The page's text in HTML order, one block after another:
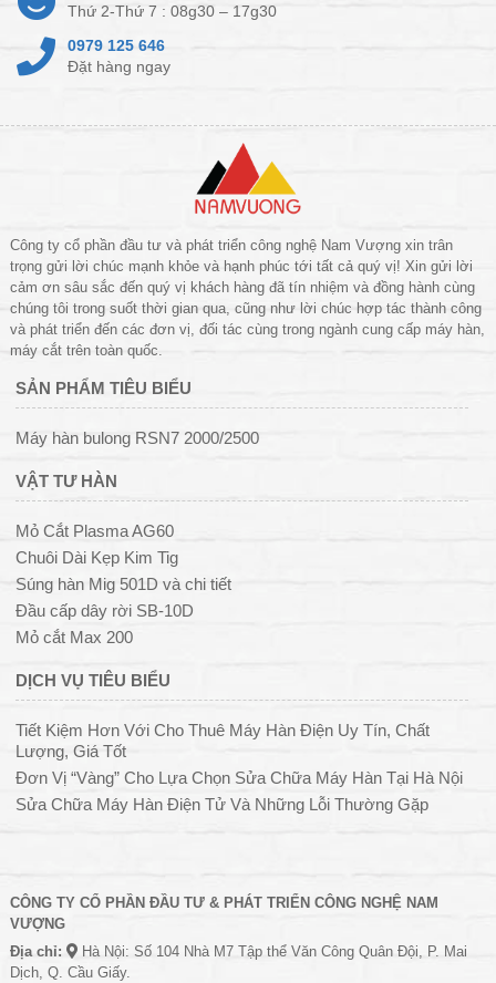
Thứ 2-Thứ 7 : 08g30 – 17g30
0979 125 646
Đặt hàng ngay
Công ty cổ phần đầu tư và phát triển công nghệ Nam Vượng xin trân
trọng gửi lời chúc mạnh khỏe và hạnh phúc tới tất cả quý vị! Xin gửi lời
cảm ơn sâu sắc đến quý vị khách hàng đã tín nhiệm và đồng hành cùng
chúng tôi trong suốt thời gian qua, cũng như lời chúc hợp tác thành công
và phát triển đến các đơn vị, đối tác cùng trong ngành cung cấp máy hàn,
máy cắt trên toàn quốc.
SẢN PHẨM TIÊU BIỂU
Máy hàn bulong RSN7 2000/2500
VẬT TƯ HÀN
Mỏ Cắt Plasma AG60
Chuôi Dài Kẹp Kim Tig
Súng hàn Mig 501D và chi tiết
Đầu cấp dây rời SB-10D
Mỏ cắt Max 200
DỊCH VỤ TIÊU BIỂU
Tiết Kiệm Hơn Với Cho Thuê Máy Hàn Điện Uy Tín, Chất
Lượng, Giá Tốt
Đơn Vị “Vàng” Cho Lựa Chọn Sửa Chữa Máy Hàn Tại Hà Nội
Sửa Chữa Máy Hàn Điện Tử Và Những Lỗi Thường Gặp
CÔNG TY CỔ PHẦN ĐẦU TƯ & PHÁT TRIỂN CÔNG NGHỆ NAM
VƯỢNG
Địa chỉ:
Hà Nội: Số 104 Nhà M7 Tập thể Văn Công Quân Đội, P. Mai
Dịch, Q. Cầu Giấy.